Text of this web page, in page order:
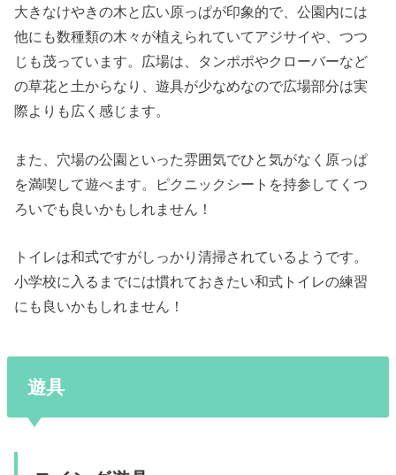
大きなけやきの木と広い原っぱが印象的で、公園内には
他にも数種類の木々が植えられていてアジサイや、つつ
じも茂っています。広場は、タンポポやクローバーなど
の草花と土からなり、遊具が少なめなので広場部分は実
際よりも広く感じます。
また、穴場の公園といった雰囲気でひと気がなく原っぱ
を満喫して遊べます。ピクニックシートを持参してくつ
ろいでも良いかもしれません！
トイレは和式ですがしっかり清掃されているようです。
小学校に入るまでには慣れておきたい和式トイレの練習
にも良いかもしれません！
遊具